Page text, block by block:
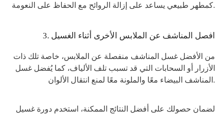
كمطهر طبيعي يساعد على إزالة الروائح مع الحفاظ على النعومة.
3. افصل المناشف عن الملابس الأخرى أثناء الغسيل
من الأفضل غسل المناشف منفصلة عن الملابس، خاصة تلك ذات
الأزرار أو السحابات التي قد تسبب تلف الألياف، كما يُفضل غسل
المناشف البيضاء معًا والملونة معًا لمنع انتقال الألوان.
لضمان حصولك على أفضل النتائج الممكنة، استخدم دورة غسيل